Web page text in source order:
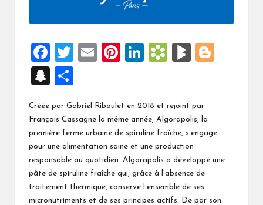
F
a
ce
b
o
o
k
T
er
E
l
Pi
es
t
Li
dI
n
k
m
ar
ks
.fr
Bl
M
ar
ks
er
S
a
p
ch
at
ta
g
er
Créée par Gabriel Riboulet en 2018 et rejoint par
François Cassagne la même année, Algorapolis, la
première ferme urbaine de spiruline fraîche, s’engage
pour une alimentation saine et une production
responsable au quotidien. Algorapolis a développé une
pâte de spiruline fraîche qui, grâce à l’absence de
traitement thermique, conserve l’ensemble de ses
micronutriments et de ses principes actifs. De par son